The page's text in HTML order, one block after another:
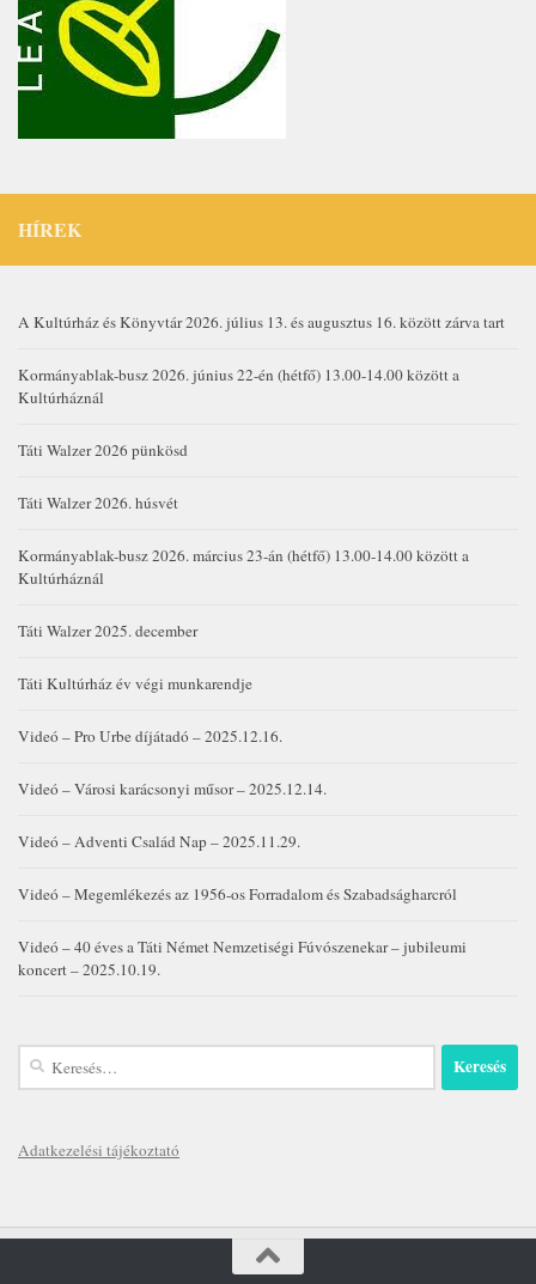
HÍREK
A Kultúrház és Könyvtár 2026. július 13. és augusztus 16. között zárva tart
Kormányablak-busz 2026. június 22-én (hétfő) 13.00-14.00 között a
Kultúrháznál
Táti Walzer 2026 pünkösd
Táti Walzer 2026. húsvét
Kormányablak-busz 2026. március 23-án (hétfő) 13.00-14.00 között a
Kultúrháznál
Táti Walzer 2025. december
Táti Kultúrház év végi munkarendje
Videó – Pro Urbe díjátadó – 2025.12.16.
Videó – Városi karácsonyi műsor – 2025.12.14.
Videó – Adventi Család Nap – 2025.11.29.
Videó – Megemlékezés az 1956-os Forradalom és Szabadságharcról
Videó – 40 éves a Táti Német Nemzetiségi Fúvószenekar – jubileumi
koncert – 2025.10.19.
Keresés:
Adatkezelési tájékoztató